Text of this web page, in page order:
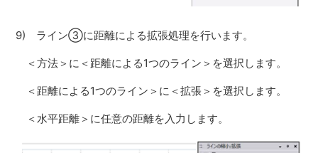
9) ライン③に距離による拡張処理を行います。
＜方法＞に＜距離による1つのライン＞を選択します。
＜距離による1つのライン＞に＜拡張＞を選択します。
＜水平距離＞に任意の距離を入力します。